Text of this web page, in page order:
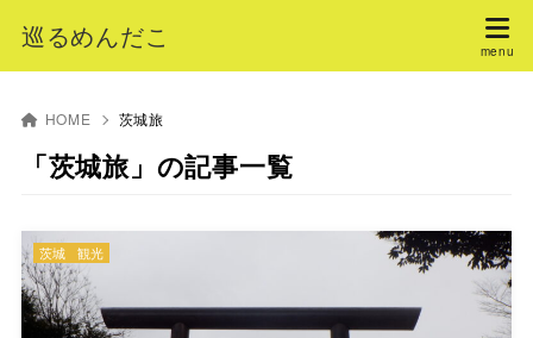
巡るめんだこ
HOME 茨城旅
「茨城旅」の記事一覧
茨城 観光